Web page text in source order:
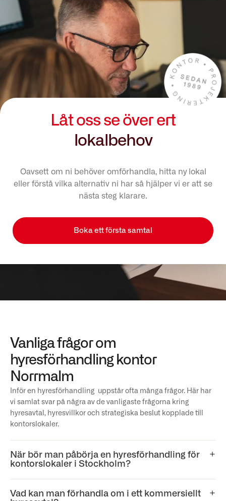
Låt oss se över ert
lokalbehov
Oavsett om ni behöver omförhandla, hitta ny lokal
eller förstå vilka alternativ ni har så hjälper vi er att se
nästa steg klarare.
Boka ett första samtal
Vanliga frågor om
hyresförhandling kontor
Norrmalm
Inför en hyresförhandling uppstår ofta många frågor. Här har
vi samlat svar på några av de vanligaste frågorna kring
hyresavtal, hyresvillkor och strategiska beslut kopplade till
kontorslokaler.
När bör man påbörja en hyresförhandling för
kontorslokaler i Stockholm?
Vad kan man förhandla om i ett kommersiellt